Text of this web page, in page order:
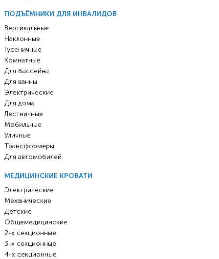
ПОДЪЁМНИКИ ДЛЯ ИНВАЛИДОВ
Вертикальные
Наклонные
Гусеничные
Комнатные
Для бассейна
Для ванны
Электрические
Для дома
Лестничные
Мобильные
Уличные
Трансформеры
Для автомобилей
МЕДИЦИНСКИЕ КРОВАТИ
Электрические
Механические
Детские
Общемедицинские
2-х секционные
3-х секционные
4-х секционные